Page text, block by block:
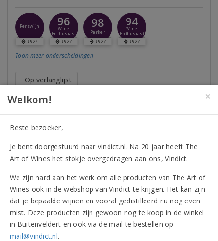
Perswijn
1927
96
Wine
Enthusiast
1927
98
Parker
1927
94
Wine
Enthusiast
1927
Toon meer onderscheidingen
Op verlanglijst
21,35
Vanaf 12 flessen 19,60 per fles
Meer informatie
3
×
Welkom!
Beste bezoeker,
Je bent doorgestuurd naar vindict.nl. Na 20 jaar heeft The
Art of Wines het stokje overgedragen aan ons, Vindict.
We zijn hard aan het werk om alle producten van The Art of
Wines ook in de webshop van Vindict te krijgen. Het kan zijn
dat je bepaalde wijnen en vooral gedistilleerd nu nog even
mist. Deze producten zijn gewoon nog te koop in de winkel
in Buitenveldert en ook via de mail te bestellen op
mail@vindict.nl.